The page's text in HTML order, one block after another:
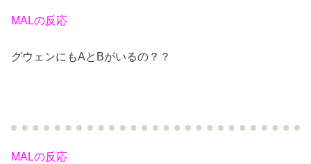
MALの反応
グウェンにもAとBがいるの？？
MALの反応